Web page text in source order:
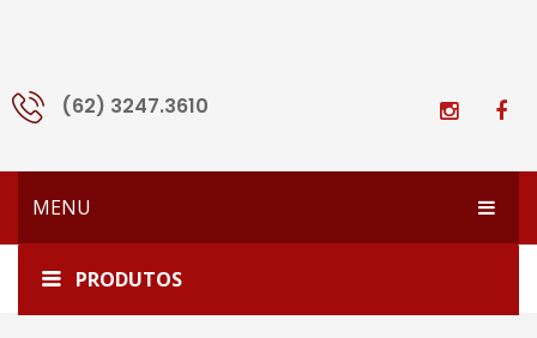
(62) 3247.3610
MENU
HOME
EMPRESA
PRODUTOS
Home PC-123